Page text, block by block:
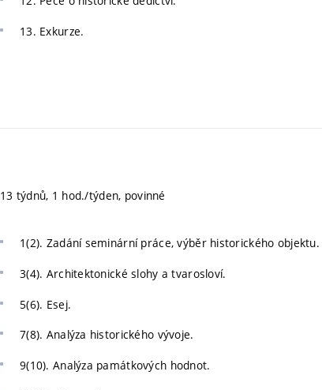
13. Exkurze.
13 týdnů, 1 hod./týden, povinné
1(2). Zadání seminární práce, výběr historického objektu.
3(4). Architektonické slohy a tvarosloví.
5(6). Esej.
7(8). Analýza historického vývoje.
9(10). Analýza památkových hodnot.